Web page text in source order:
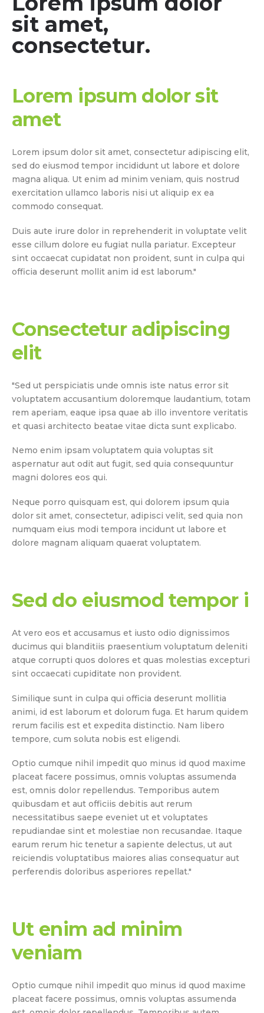
sit amet,
consectetur.
Lorem ipsum dolor sit
amet
Lorem ipsum dolor sit amet, consectetur adipiscing elit,
sed do eiusmod tempor incididunt ut labore et dolore
magna aliqua. Ut enim ad minim veniam, quis nostrud
exercitation ullamco laboris nisi ut aliquip ex ea
commodo consequat.
Duis aute irure dolor in reprehenderit in voluptate velit
esse cillum dolore eu fugiat nulla pariatur. Excepteur
sint occaecat cupidatat non proident, sunt in culpa qui
officia deserunt mollit anim id est laborum."
Consectetur adipiscing
elit
"Sed ut perspiciatis unde omnis iste natus error sit
voluptatem accusantium doloremque laudantium, totam
rem aperiam, eaque ipsa quae ab illo inventore veritatis
et quasi architecto beatae vitae dicta sunt explicabo.
Nemo enim ipsam voluptatem quia voluptas sit
aspernatur aut odit aut fugit, sed quia consequuntur
magni dolores eos qui.
Neque porro quisquam est, qui dolorem ipsum quia
dolor sit amet, consectetur, adipisci velit, sed quia non
numquam eius modi tempora incidunt ut labore et
dolore magnam aliquam quaerat voluptatem.
Sed do eiusmod tempor i
At vero eos et accusamus et iusto odio dignissimos
ducimus qui blanditiis praesentium voluptatum deleniti
atque corrupti quos dolores et quas molestias excepturi
sint occaecati cupiditate non provident.
Similique sunt in culpa qui officia deserunt mollitia
animi, id est laborum et dolorum fuga. Et harum quidem
rerum facilis est et expedita distinctio. Nam libero
tempore, cum soluta nobis est eligendi.
Optio cumque nihil impedit quo minus id quod maxime
placeat facere possimus, omnis voluptas assumenda
est, omnis dolor repellendus. Temporibus autem
quibusdam et aut officiis debitis aut rerum
necessitatibus saepe eveniet ut et voluptates
repudiandae sint et molestiae non recusandae. Itaque
earum rerum hic tenetur a sapiente delectus, ut aut
reiciendis voluptatibus maiores alias consequatur aut
perferendis doloribus asperiores repellat."
Ut enim ad minim
veniam
Optio cumque nihil impedit quo minus id quod maxime
placeat facere possimus, omnis voluptas assumenda